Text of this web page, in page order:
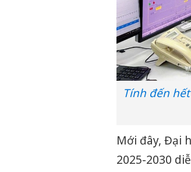
Tính đến
Mới đây, Đại
2025-2030